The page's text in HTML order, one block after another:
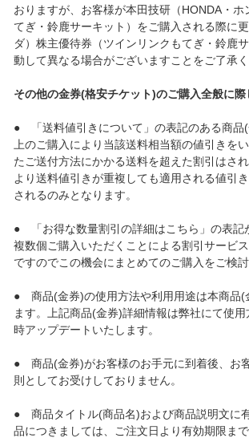
おりますが、お客様が本田技研（HONDA・
てぎ・鈴鹿サーキット）をご購入される際に
ダ）株主優待券（ツインリンクもてぎ・鈴鹿
動して異なる場合がございますことをご了承く
その他の金券(格安チケット)のご購入全般に
● 「送料値引きについて」の表記のある商品
上のご購入により当該送料相当額の値引きを
たご送付方法にかかる送料を超えた割引はさ
より送料値引きが重複しても適用される値引
されるのみとなります。
● 「お得な数量割引の詳細はこちら」の表記
複数個ご購入いただくことによる割引サービ
ですのでこの機会にまとめてのご購入をご検討
● 商品(金券)の使用方法や利用用途は本商品(
ます。上記商品(金券)詳細情報は弊社にて使
時アップデートいたします。
● 商品(金券)がお客様のお手元に到着後、お
則としてお受けしておりません。
● 商品タイトル(商品名)および商品説明文に
品につきましては、ご注文日より有効期限ま